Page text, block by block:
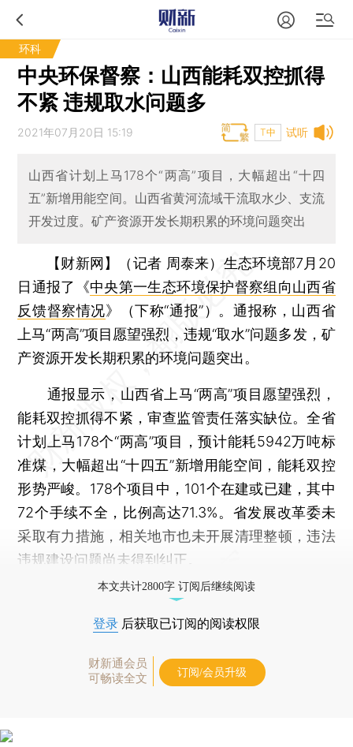
环科
中央环保督察：山西能耗双控抓得
不紧 违规取水问题多
试听
2021年07月20日 15:19 T中
山西省计划上马178个“两高”项目，大幅超出“十四
五”新增用能空间。山西省黄河流域干流取水少、支流
开发过度。矿产资源开发长期积累的环境问题突出
【财新网】（记者 周泰来） 生态环境部7月20
日通报了《中央第一生态环境保护督察组向山西省
反馈督察情况》（下称“通报”）。通报称，山西省
上马“两高”项目愿望强烈，违规“取水”问题多发，矿
产资源开发长期积累的环境问题突出。
通报显示，山西省上马“两高”项目愿望强烈，
能耗双控抓得不紧，审查监管责任落实缺位。全省
计划上马178个“两高”项目，预计能耗5942万吨标
准煤，大幅超出“十四五”新增用能空间，能耗双控
形势严峻。178个项目中，101个在建或已建，其中
72个手续不全，比例高达71.3%。省发展改革委未
采取有力措施，相关地市也未开展清理整顿，违法
违规建设问题尚未得到纠正。
本文共计2800字 订阅后继续阅读
登录 后获取已订阅的阅读权限
财新通会员
可畅读全文
订阅/会员升级